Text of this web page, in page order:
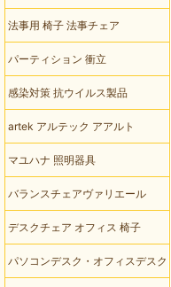
法事用 椅子 法事チェア
パーティション 衝立
感染対策 抗ウイルス製品
artek アルテック アアルト
マユハナ 照明器具
バランスチェアヴァリエール
デスクチェア オフィス 椅子
パソコンデスク・オフィスデスク